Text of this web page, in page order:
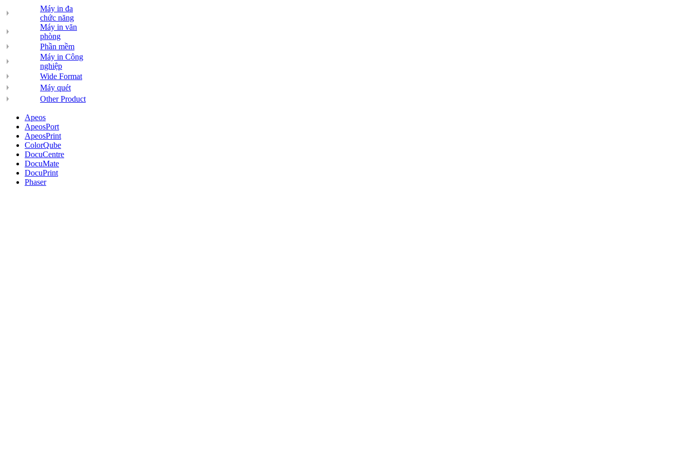
Máy in đa
chức năng
Máy in văn
phòng
Phần mềm
Máy in Công
nghiệp
Wide Format
Máy quét
Other Product
Apeos
ApeosPort
ApeosPrint
ColorQube
DocuCentre
DocuMate
DocuPrint
Phaser